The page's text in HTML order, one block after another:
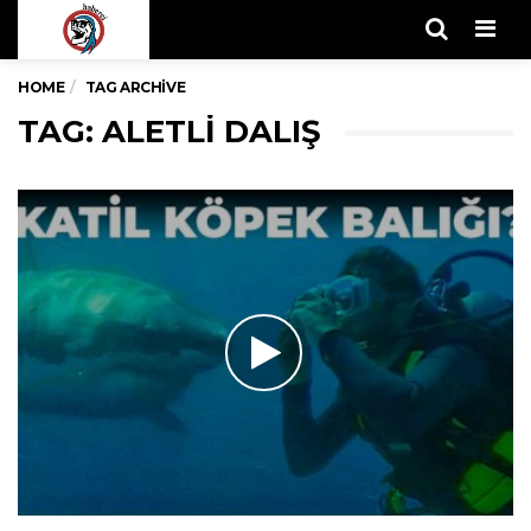
HOME TAG ARCHIVE
TAG: ALETLI DALIŞ